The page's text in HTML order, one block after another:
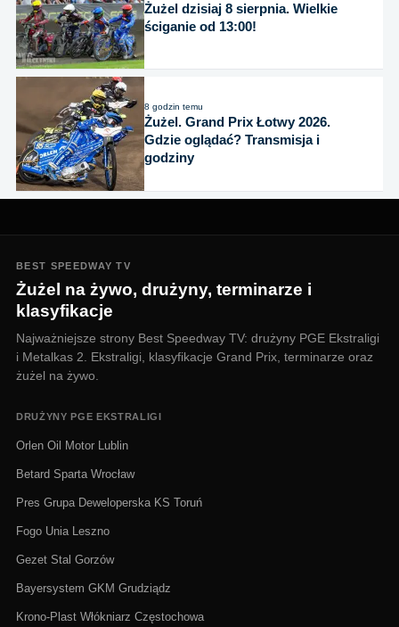
Żużel dzisiaj 8 sierpnia. Wielkie
ściganie od 13:00!
8 godzin temu
Żużel. Grand Prix Łotwy 2026.
Gdzie oglądać? Transmisja i
godziny
BEST SPEEDWAY TV
Żużel na żywo, drużyny, terminarze i
klasyfikacje
Najważniejsze strony Best Speedway TV: drużyny PGE Ekstraligi
i Metalkas 2. Ekstraligi, klasyfikacje Grand Prix, terminarze oraz
żużel na żywo.
DRUŻYNY PGE EKSTRALIGI
Orlen Oil Motor Lublin
Betard Sparta Wrocław
Pres Grupa Deweloperska KS Toruń
Fogo Unia Leszno
Gezet Stal Gorzów
Bayersystem GKM Grudziądz
Krono-Plast Włókniarz Częstochowa